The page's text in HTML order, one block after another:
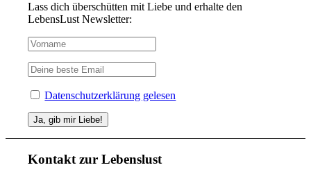
Massagen
Lass dich überschütten mit Liebe und erhalte den
LebensLust Newsletter:
Datenschutzerklärung gelesen
Kontakt zur Lebenslust